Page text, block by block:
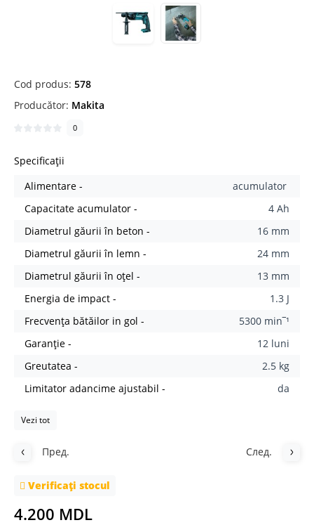
Cod produs: 578
Producător: Makita
0
Specificații
Alimentare -
acumulator
Capacitate acumulator -
4 Ah
Diametrul găurii în beton -
16 mm
Diametrul găurii în lemn -
24 mm
Diametrul găurii în oțel -
13 mm
Energia de impact -
1.3 J
Frecvența bătăilor in gol -
5300 min‾¹
Garanție -
12 luni
Greutatea -
2.5 kg
Limitator adancime ajustabil -
da
Vezi tot
Пред. След.
Verificați stocul
4.200 MDL